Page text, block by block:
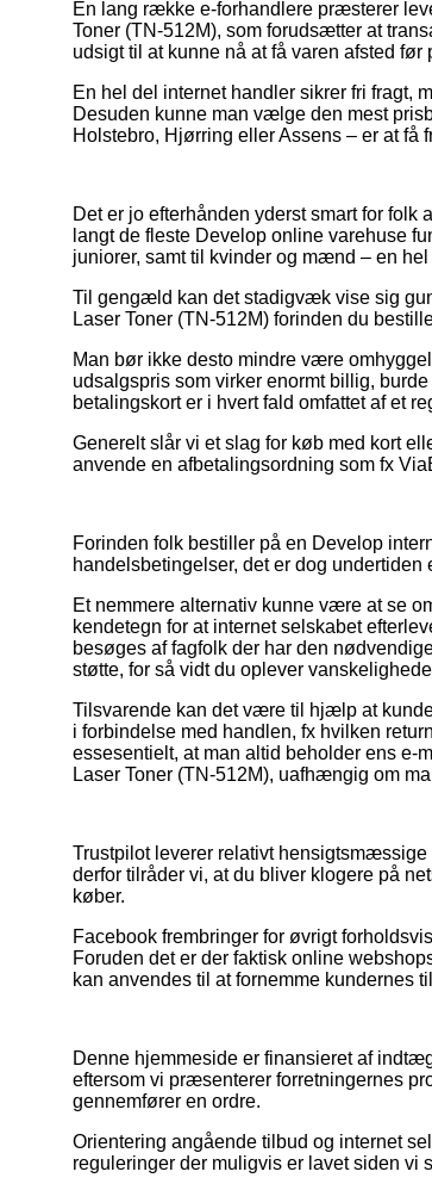
En lang række e-forhandlere præsterer
Toner (TN-512M), som forudsætter at
udsigt til at kunne nå at få varen afsted før
En hel del internet handler sikrer fri fragt,
Desuden kunne man vælge den mest
Holstebro, Hjørring eller Assens – er at få
Det er jo efterhånden yderst smart for
langt de fleste Develop online varehuse
juniorer, samt til kvinder og mænd – en
Til gengæld kan det stadigvæk vise sig
Laser Toner (TN-512M) forinden du
Man bør ikke desto mindre være
udsalgspris som virker enormt billig,
betalingskort er i hvert fald omfattet af et
Generelt slår vi et slag for køb med kort
anvende en afbetalingsordning som fx
Forinden folk bestiller på en Develop
handelsbetingelser, det er dog undertiden
Et nemmere alternativ kunne være at se
kendetegn for at internet selskabet
besøges af fagfolk der har den
støtte, for så vidt du oplever
Tilsvarende kan det være til hjælp at
i forbindelse med handlen, fx hvilken
essesentielt, at man altid beholder ens e-
Laser Toner (TN-512M), uafhængig om
Trustpilot leverer relativt
derfor tilråder vi, at du bliver klogere på
køber.
Facebook frembringer for øvrigt
Foruden det er der faktisk online
kan anvendes til at fornemme kundernes
Denne hjemmeside er finansieret af
eftersom vi præsenterer forretningernes
gennemfører en ordre.
Orientering angående tilbud og internet
reguleringer der muligvis er lavet siden vi